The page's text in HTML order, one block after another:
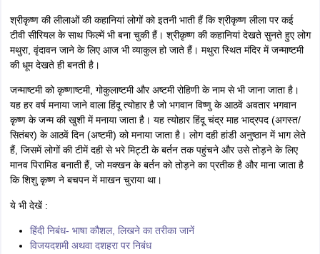
श्रीकृष्ण की लीलाओं की कहानियां लोगों को इतनी भाती हैं कि श्रीकृष्ण लीला पर कई
टीवी सीरियल के साथ फिल्में भी बना चुकी हैं। श्रीकृष्ण की कहानियां देखते सुनते हुए लोग
मथुरा, वृंदावन जाने के लिए आज भी व्याकुल हो जाते हैं। मथुरा स्थित मंदिर में जन्माष्टमी
की धूम देखते ही बनती है।
जन्माष्टमी को कृष्णाष्टमी, गोकुलाष्टमी और अष्टमी रोहिणी के नाम से भी जाना जाता है।
यह हर वर्ष मनाया जाने वाला हिंदू त्योहार है जो भगवान विष्णु के आठवें अवतार भगवान
कृष्ण के जन्म की खुशी में मनाया जाता है। यह त्योहार हिंदू चंद्र माह भाद्रपद (अगस्त/
सितंबर) के आठवें दिन (अष्टमी) को मनाया जाता है। लोग दही हांडी अनुष्ठान में भाग लेते
हैं, जिसमें लोगों की टीमें दही से भरे मिट्टी के बर्तन तक पहुंचने और उसे तोड़ने के लिए
मानव पिरामिड बनाती हैं, जो मक्खन के बर्तन को तोड़ने का प्रतीक है और माना जाता है
कि शिशु कृष्ण ने बचपन में माखन चुराया था।
ये भी देखें :
हिंदी निबंध- भाषा कौशल, लिखने का तरीका जानें
विजयदशमी अथवा दशहरा पर निबंध